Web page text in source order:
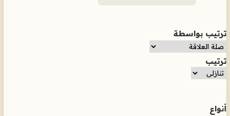
ترتيب بواسطة
ترتيب
أنواع